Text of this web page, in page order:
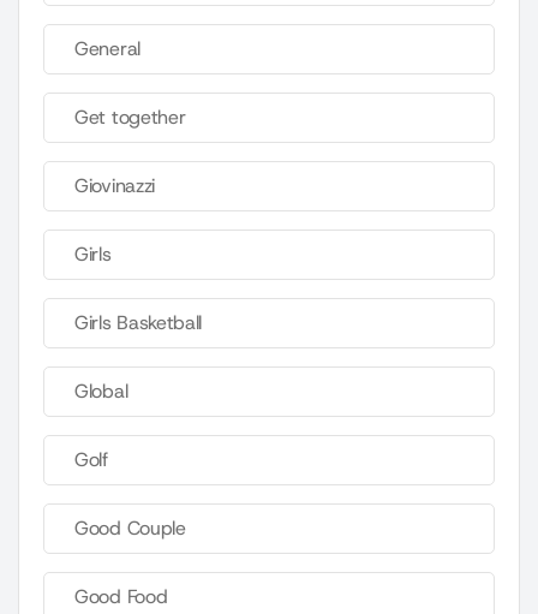
General
Get together
Giovinazzi
Girls
Girls Basketball
Global
Golf
Good Couple
Good Food